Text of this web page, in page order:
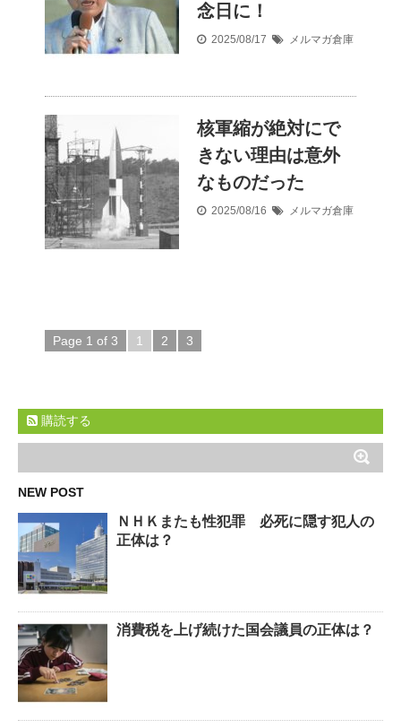
念日に！
2025/08/17 メルマガ倉庫
核軍縮が絶対にで
きない理由は意外
なものだった
2025/08/16 メルマガ倉庫
Page 1 of 3 1 2 3
購読する
NEW POST
ＮＨＫまたも性犯罪 必死に隠す犯人の
正体は？
消費税を上げ続けた国会議員の正体は？